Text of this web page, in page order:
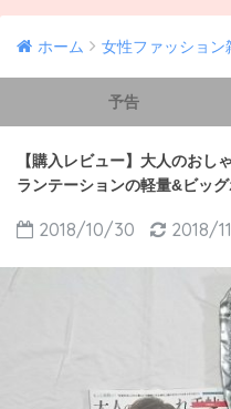
ホーム 女性ファッション
予告
【購入レビュー】大人のおし
ランテーションの軽量&ビッ
2018/10/30 2018/